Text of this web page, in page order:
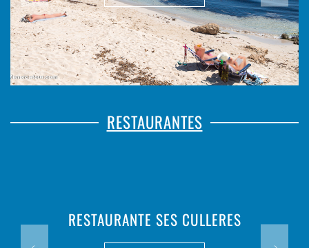
RESTAURANTES
RESTAURANTE SES CULLERES